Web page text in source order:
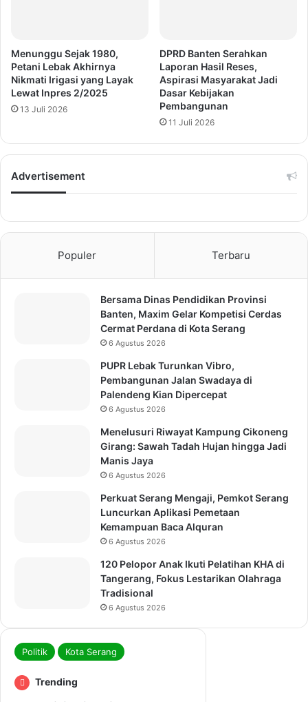
Menunggu Sejak 1980,
Petani Lebak Akhirnya
Nikmati Irigasi yang Layak
Lewat Inpres 2/2025
13 Juli 2026
DPRD Banten Serahkan
Laporan Hasil Reses,
Aspirasi Masyarakat Jadi
Dasar Kebijakan
Pembangunan
11 Juli 2026
Advertisement
Populer Terbaru
Bersama Dinas Pendidikan Provinsi
Banten, Maxim Gelar Kompetisi Cerdas
Cermat Perdana di Kota Serang
6 Agustus 2026
PUPR Lebak Turunkan Vibro,
Pembangunan Jalan Swadaya di
Palendeng Kian Dipercepat
6 Agustus 2026
Menelusuri Riwayat Kampung Cikoneng
Girang: Sawah Tadah Hujan hingga Jadi
Manis Jaya
6 Agustus 2026
Perkuat Serang Mengaji, Pemkot Serang
Luncurkan Aplikasi Pemetaan
Kemampuan Baca Alquran
6 Agustus 2026
120 Pelopor Anak Ikuti Pelatihan KHA di
Tangerang, Fokus Lestarikan Olahraga
Tradisional
6 Agustus 2026